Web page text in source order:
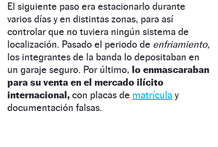
El siguiente paso era estacionarlo durante
varios días y en distintas zonas, para así
controlar que no tuviera ningún sistema de
localización. Pasado el periodo de enfriamiento,
los integrantes de la banda lo depositaban en
un garaje seguro. Por último, lo enmascaraban
para su venta en el mercado ilícito
internacional, con placas de matrícula y
documentación falsas.